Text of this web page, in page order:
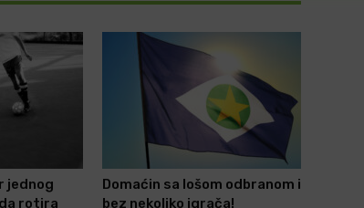
jednog
rotira
Domaćin sa lošom odbranom i
bez nekoliko igrača!